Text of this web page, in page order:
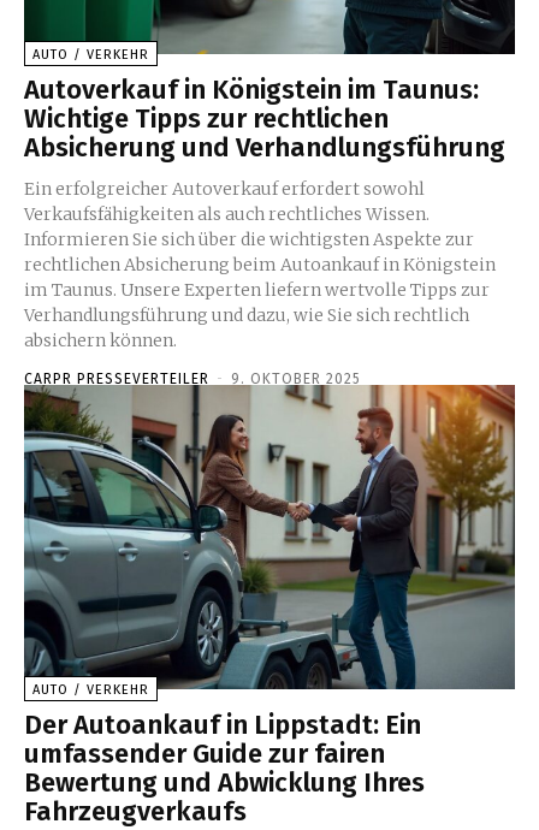
AUTO / VERKEHR
Autoverkauf in Königstein im Taunus:
Wichtige Tipps zur rechtlichen
Absicherung und Verhandlungsführung
Ein erfolgreicher Autoverkauf erfordert sowohl
Verkaufsfähigkeiten als auch rechtliches Wissen.
Informieren Sie sich über die wichtigsten Aspekte zur
rechtlichen Absicherung beim Autoankauf in Königstein
im Taunus. Unsere Experten liefern wertvolle Tipps zur
Verhandlungsführung und dazu, wie Sie sich rechtlich
absichern können.
CARPR PRESSEVERTEILER - 9. OKTOBER 2025
AUTO / VERKEHR
Der Autoankauf in Lippstadt: Ein
umfassender Guide zur fairen
Bewertung und Abwicklung Ihres
Fahrzeugverkaufs